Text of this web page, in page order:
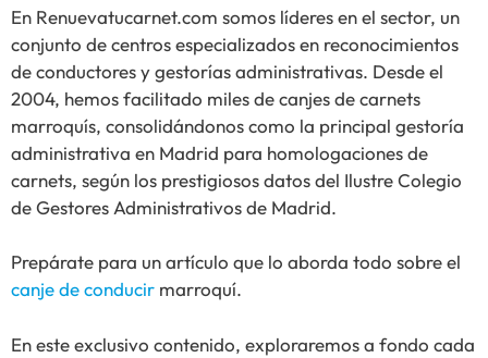
En Renuevatucarnet.com somos líderes en el sector, un
conjunto de centros especializados en reconocimientos
de conductores y gestorías administrativas. Desde el
2004, hemos facilitado miles de canjes de carnets
marroquís, consolidándonos como la principal gestoría
administrativa en Madrid para homologaciones de
carnets, según los prestigiosos datos del Ilustre Colegio
de Gestores Administrativos de Madrid.
Prepárate para un artículo que lo aborda todo sobre el
canje de conducir marroquí.
En este exclusivo contenido, exploraremos a fondo cada